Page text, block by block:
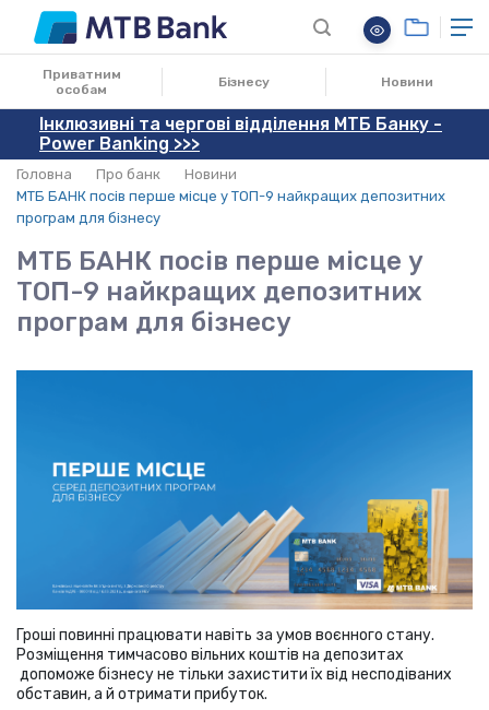
Приватним
особам
Бізнесу Новини
Інклюзивні та чергові відділення МТБ Банку -
Power Banking >>>
Головна Про банк
Новини
МТБ БАНК посів перше місце у ТОП-9 найкращих депозитних
програм для бізнесу
МТБ БАНК посів перше місце у
ТОП-9 найкращих депозитних
програм для бізнесу
21.04.2022
Гроші повинні працювати навіть за умов воєнного стану.
Розміщення тимчасово вільних коштів на депозитах
допоможе бізнесу не тільки захистити їх від несподіваних
обставин, а й отримати прибуток.